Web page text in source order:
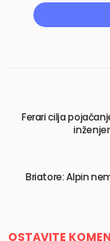
Ferari cilja
Briatore: Alpin
OSTAVITE